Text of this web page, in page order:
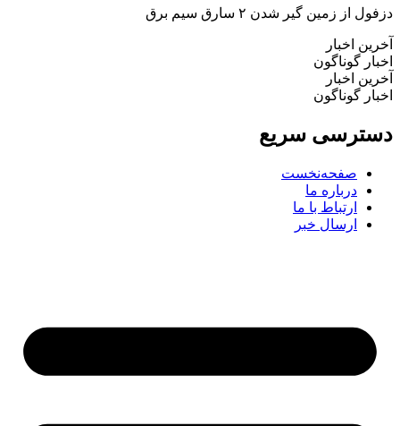
از زمین گیر شدن ۲ سارق سیم برق
اخبار
گوناگون
اخبار
گوناگون
سریع
صفحه‌نخست
درباره ما
ارتباط با ما
ارسال خبر